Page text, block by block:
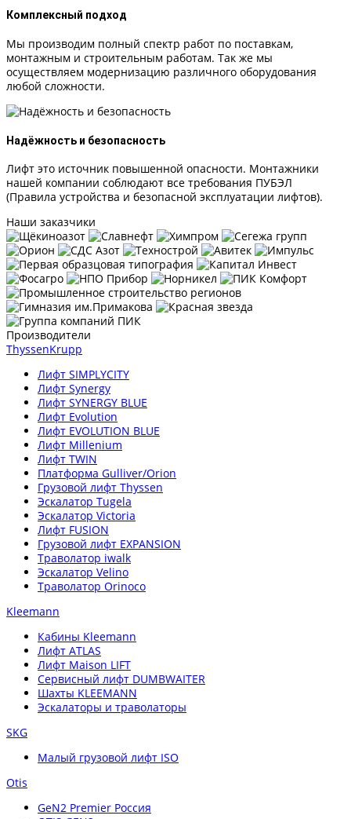
Комплексный подход
Мы производим полный спектр работ по поставкам,
монтажным и строительным работам. Так же мы
осуществляем модернизацию различного оборудования
любой сложности.
Надёжность и безопасность
Лифт это источник повышенной опасности. Монтажники
нашей компании соблюдают все требования ПУБЭЛ
(Правила устройства и безопасной эксплуатации лифтов).
Наши заказчики
Производители
ThyssenKrupp
Лифт SIMPLYCITY
Лифт Synergy
Лифт SYNERGY BLUE
Лифт Evolution
Лифт EVOLUTION BLUE
Лифт Millenium
Лифт TWIN
Платформа Gulliver/Orion
Грузовой лифт Thyssen
Эскалатор Tugela
Эскалатор Victoria
Лифт FUSION
Грузовой лифт EXPANSION
Траволатор iwalk
Эскалатор Velino
Траволатор Orinoco
Kleemann
Кабины Kleemann
Лифт ATLAS
Лифт Maison LIFT
Сервисный лифт DUMBWAITER
Шахты KLEEMANN
Эскалаторы и траволаторы
SKG
Малый грузовой лифт ISO
Otis
GeN2 Premier Россия